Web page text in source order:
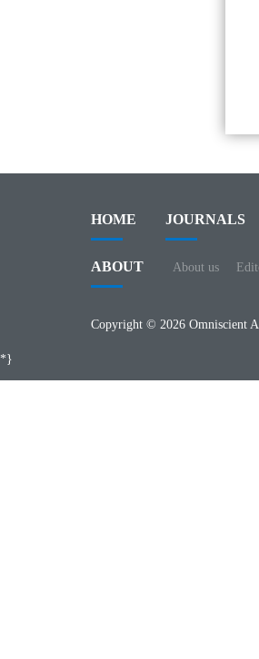
HOME JOURNALS
ABOUT About us
Copyright © 2026 Omniscient
*}